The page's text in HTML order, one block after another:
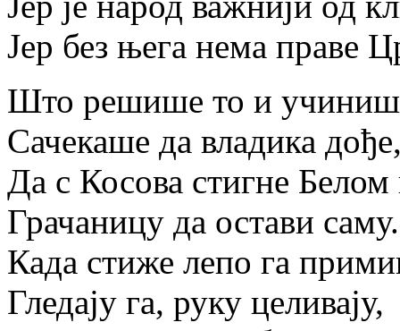
Јер без њега нема праве
Што решише то и
Сачекаше да владика
Да с Косова стигне Белом
Грачаницу да остави саму.
Када стиже лепо га
Гледају га, руку целивају,